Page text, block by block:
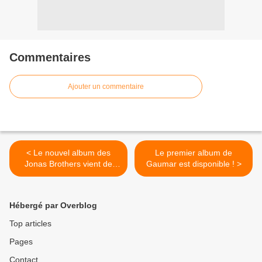
Commentaires
Ajouter un commentaire
< Le nouvel album des
Jonas Brothers vient de
sortir !
Le premier album de
Gaumar est disponible ! >
Hébergé par Overblog
Top articles
Pages
Contact